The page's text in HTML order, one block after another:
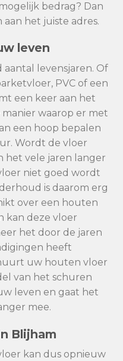
bedrag? Dan
het juiste adres.
leven
levensjaren. Of
PVC of een
een keer aan het
manier waarop er met
een hoop bepalen
Wordt de vloer
het vele jaren langer
niet goed wordt
is daarom erg
over een houten
kan deze vloer
het door de jaren
heeft
uw houten vloer
van het schuren
leven en gaat het
mee.
Blijham
kan dus opnieuw